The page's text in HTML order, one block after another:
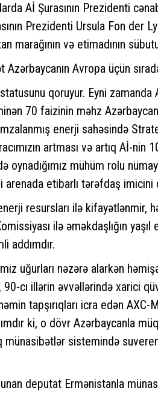
Aİ Şurasının Prezidenti
Prezidenti Ursula Fon der
və etimadının
Azərbaycanın Avropa üçün
qoruyur. Eyni zamanda
70 faizinin məhz
enerji sahəsində
artması və artıq Aİ-nin
mühüm rolu
arenada etibarlı tərəfdaş
resursları ilə kifayətlənmir,
ilə əməkdaşlığın yaşıl
addımdır.
uğurları nəzərə alarkən
cı illərin əvvəllərində xarici
tapşırıqları icra edən
ki, o dövr Azərbaycanla
sistemində
deputat Ermənistanla